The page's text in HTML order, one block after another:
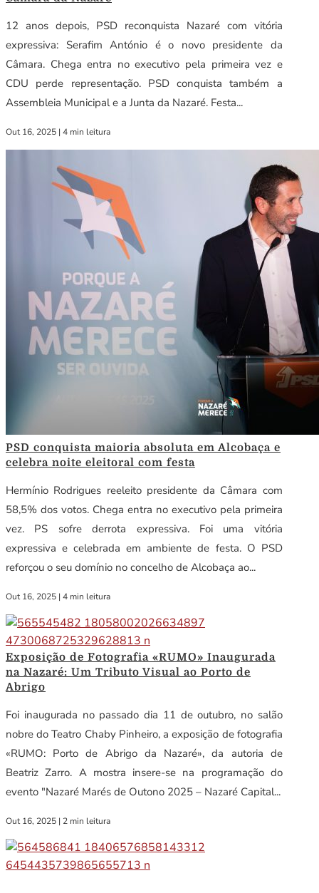
12 anos depois, PSD reconquista Nazaré com vitória
expressiva: Serafim António é o novo presidente da
Câmara. Chega entra no executivo pela primeira vez e
CDU perde representação. PSD conquista também a
Assembleia Municipal e a Junta da Nazaré. Festa...
Out 16, 2025 | 4 min leitura
PSD conquista maioria absoluta em Alcobaça e
celebra noite eleitoral com festa
Hermínio Rodrigues reeleito presidente da Câmara com
58,5% dos votos. Chega entra no executivo pela primeira
vez. PS sofre derrota expressiva. Foi uma vitória
expressiva e celebrada em ambiente de festa. O PSD
reforçou o seu domínio no concelho de Alcobaça ao...
Out 16, 2025 | 4 min leitura
Exposição de Fotografia «RUMO» Inaugurada
na Nazaré: Um Tributo Visual ao Porto de
Abrigo
Foi inaugurada no passado dia 11 de outubro, no salão
nobre do Teatro Chaby Pinheiro, a exposição de fotografia
«RUMO: Porto de Abrigo da Nazaré», da autoria de
Beatriz Zarro. A mostra insere-se na programação do
evento "Nazaré Marés de Outono 2025 – Nazaré Capital...
Out 16, 2025 | 2 min leitura